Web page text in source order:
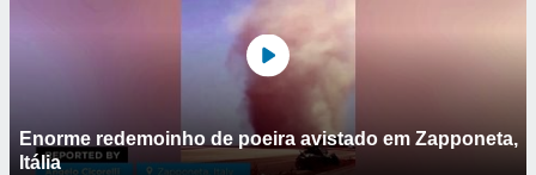
Enorme redemoinho de poeira avistado em Zapponeta,
Itália